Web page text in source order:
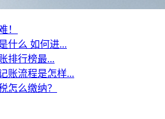
！
什么 如何进...
排行榜最...
账流程是怎样...
怎么缴纳？